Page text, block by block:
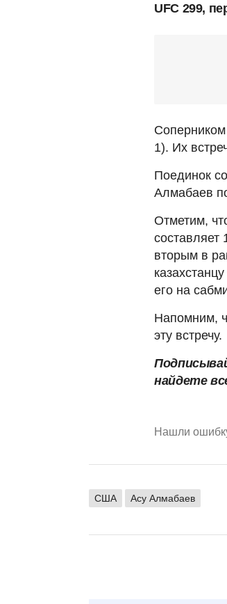
UFC 299,
1). Их
Поединок
Алмабаев
Отметим,
составляет
вторым в
его на
Напомним,
эту встречу.
найдете
Нашли
США Асу Алмабаев